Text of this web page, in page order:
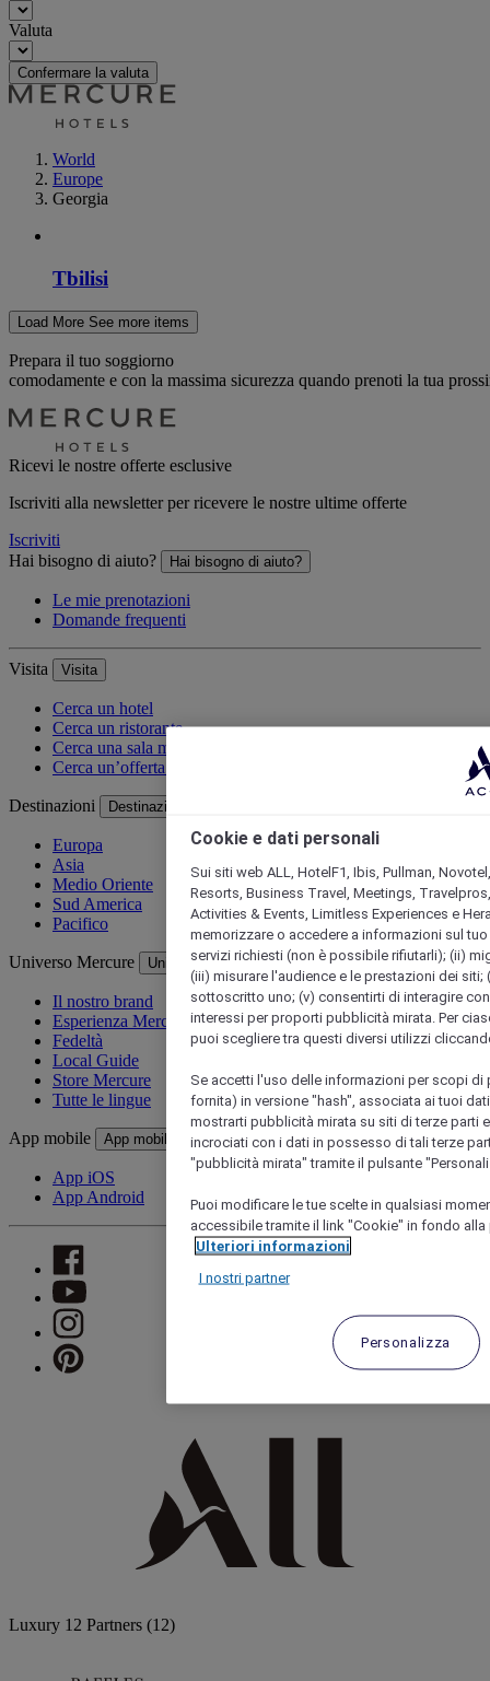
Valuta
Confermare la valuta
World
Europe
Georgia
Tbilisi
Load More See more items
Prepara il tuo soggiorno
comodamente e con la massima sicurezza quando prenoti la tua
Ricevi le nostre offerte esclusive
Iscriviti alla newsletter per ricevere le nostre ultime offerte
Iscriviti
Hai bisogno di aiuto?
Hai bisogno di aiuto?
Le mie prenotazioni
Domande frequenti
Visita Visita
Cerca un hotel
Cerca un ristorante
Cerca una sala meeting
Cerca un’offerta speciale
Destinazioni Destinazioni
Europa
Asia
Medio Oriente
Sud America
Pacifico
Universo Mercure Universo Mercure
Il nostro brand
Esperienza Mercure
Fedeltà
Local Guide
Store Mercure
Tutte le lingue
App mobile App mobile
App iOS
App Android
Luxury 12 Partners (12)
Cookie e dati personali
Sui siti web ALL, HotelF1, Ibis, Pullman,
Resorts, Business Travel, Meetings,
Activities & Events, Limitless Experiences e
memorizzare o accedere a informazioni sul
servizi richiesti (non è possibile rifiutarli); (ii)
(iii) misurare l'audience e le prestazioni dei
sottoscritto uno; (v) consentirti di interagire
interessi per proporti pubblicità mirata. Per
puoi scegliere tra questi diversi utilizzi
Se accetti l'uso delle informazioni per scopi di
fornita) in versione "hash", associata ai tuoi
mostrarti pubblicità mirata su siti di terze parti
incrociati con i dati in possesso di tali terze
"pubblicità mirata" tramite il pulsante
Puoi modificare le tue scelte in qualsiasi
accessibile tramite il link "Cookie" in fondo alla
Ulteriori informazioni
I nostri partner
Personalizza